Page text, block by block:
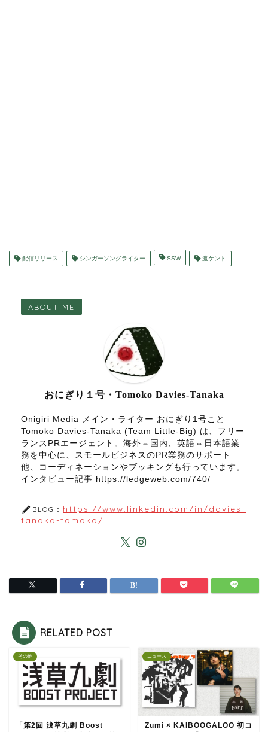
配信リリース シンガーソングライター SSW 渡ケント
ABOUT ME
おにぎり１号・Tomoko Davies-Tanaka
Onigiri Media メイン・ライター おにぎり1号こと
Tomoko Davies-Tanaka (Team Little-Big) は、フリー
ランスPRエージェント。海外⇔国内、英語⇔日本語業
務を中心に、スモールビジネスのPR業務のサポート
他、コーディネーションやブッキングも行っています。
インタビュー記事 https://ledgeweb.com/740/
BLOG： https://www.linkedin.com/in/davies-
tanaka-tomoko/
RELATED POST
その他
「第2回 浅草九劇 Boost
ニュース
Zumi × KAIBOOGALOO 初コ